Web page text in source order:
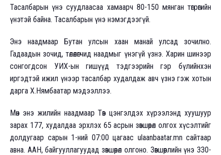
Тасалбарын үнэ суудлаасаа хамаарч 80-150 мянган төгрөгийн
үнэтэй байна. Тасалбарын үнэ нэмэгдээгүй.
Энэ наадмаар Бутан улсын хаан манай улсад зочилно.
Гадаадын зочид, төлөөлөгчид наадмыг үнэгүй үзнэ. Харин шинээр
сонгогдсон УИХ-ын гишүүд тэдгээрийн гэр бүлийнхэн
иргэдтэй ижил үнээр тасалбар худалдаж авч үзнэ гэж хотын
дарга Х.Нямбаатар мэдээллээ.
Мөн энэ жилийн наадмаар Төв цэнгэлдэх хүрээлэнд хуушуур
зарах 177, худалдаа эрхлэх 65 асрын зөвшөөрөл олгох хүсэлтийг
долдугаар сарын 1-ний 07:00 цагаас ulaanbaatar.mn сайтаар
авна. ААН, байгууллагуудад зөвшөөрөл олгоно. Зөвшөөрлийн үнэ 330-